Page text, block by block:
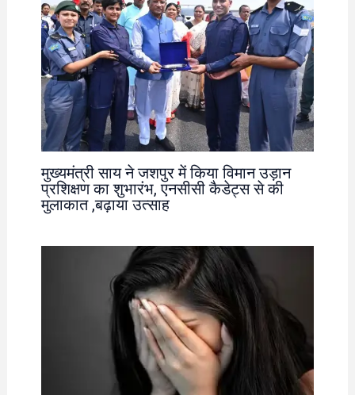
मुख्यमंत्री साय ने जशपुर में किया विमान उड़ान
प्रशिक्षण का शुभारंभ, एनसीसी कैडेट्स से की
मुलाकात ,बढ़ाया उत्साह